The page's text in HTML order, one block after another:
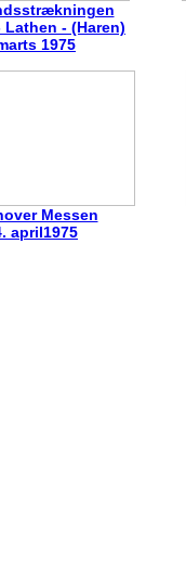
Lathen - (Haren)
1975
Messen
april1975